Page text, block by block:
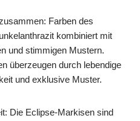
Farben des
kombiniert mit
und stimmigen Mustern.
überzeugen durch lebendige
und exklusive Muster.
Die Eclipse-Markisen sind